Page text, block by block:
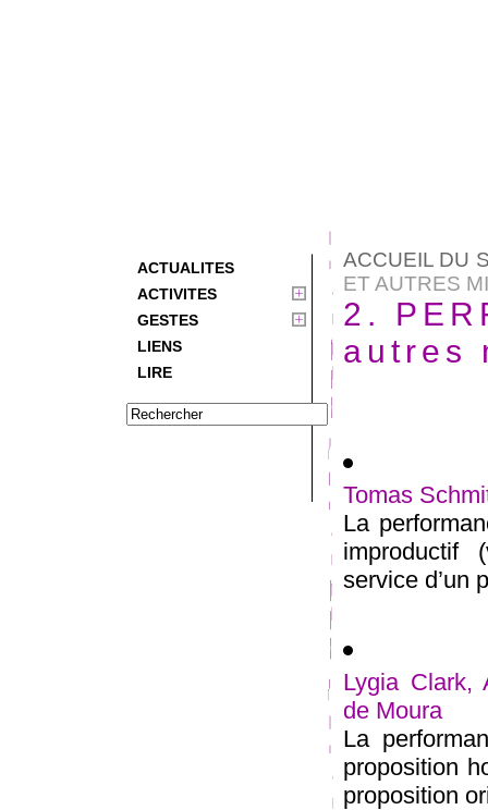
ACTUALITES
ACTIVITES
GESTES
LIENS
LIRE
ACCUEIL DU
ET AUTRES
2.
autres
Tomas
La
improductif
service d’un
Lygia Clark,
de Moura
La
proposition
proposition